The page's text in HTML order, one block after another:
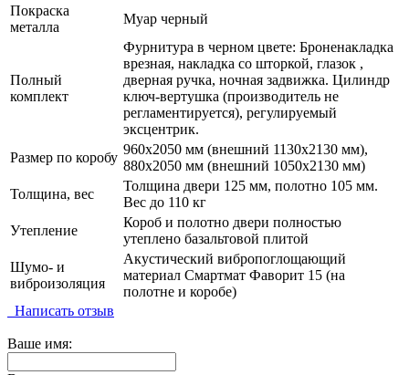
Покраска
металла
Муар черный
Полный
комплект
Фурнитура в черном цвете: Броненакладка
врезная, накладка со шторкой, глазок ,
дверная ручка, ночная задвижка. Цилиндр
ключ-вертушка (производитель не
регламентируется), регулируемый
эксцентрик.
Размер по коробу
960х2050 мм (внешний 1130х2130 мм),
880х2050 мм (внешний 1050х2130 мм)
Толщина, вес
Толщина двери 125 мм, полотно 105 мм.
Вес до 110 кг
Утепление
Короб и полотно двери полностью
утеплено базальтовой плитой
Шумо- и
виброизоляция
Акустический вибропоглощающий
материал Смартмат Фаворит 15 (на
полотне и коробе)
Написать отзыв
Ваше имя: